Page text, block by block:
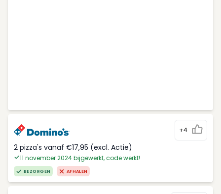
+4
2 pizza's vanaf €17,95 (excl. Actie)
11 november 2024 bijgewerkt, code werkt!
BEZORGEN AFHALEN